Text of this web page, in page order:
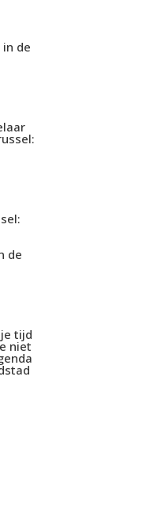
de
de
tijd
niet